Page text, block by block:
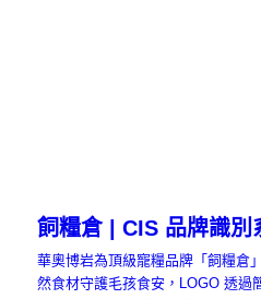
飼糧倉 | CIS 品牌識別
華奧博岩為頂級寵糧品牌「飼糧倉
然食材守護毛孩食安，LOGO 透過